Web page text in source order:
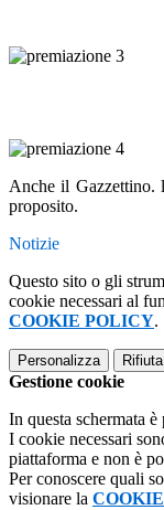
Anche il
proposito.
Notizie
Questo sito o gli
cookie necessari al
COOKIE POLICY.
Personalizza
Gestione cookie
In questa schermata
I cookie necessari
piattaforma e non è
Per conoscere quali
visionare la